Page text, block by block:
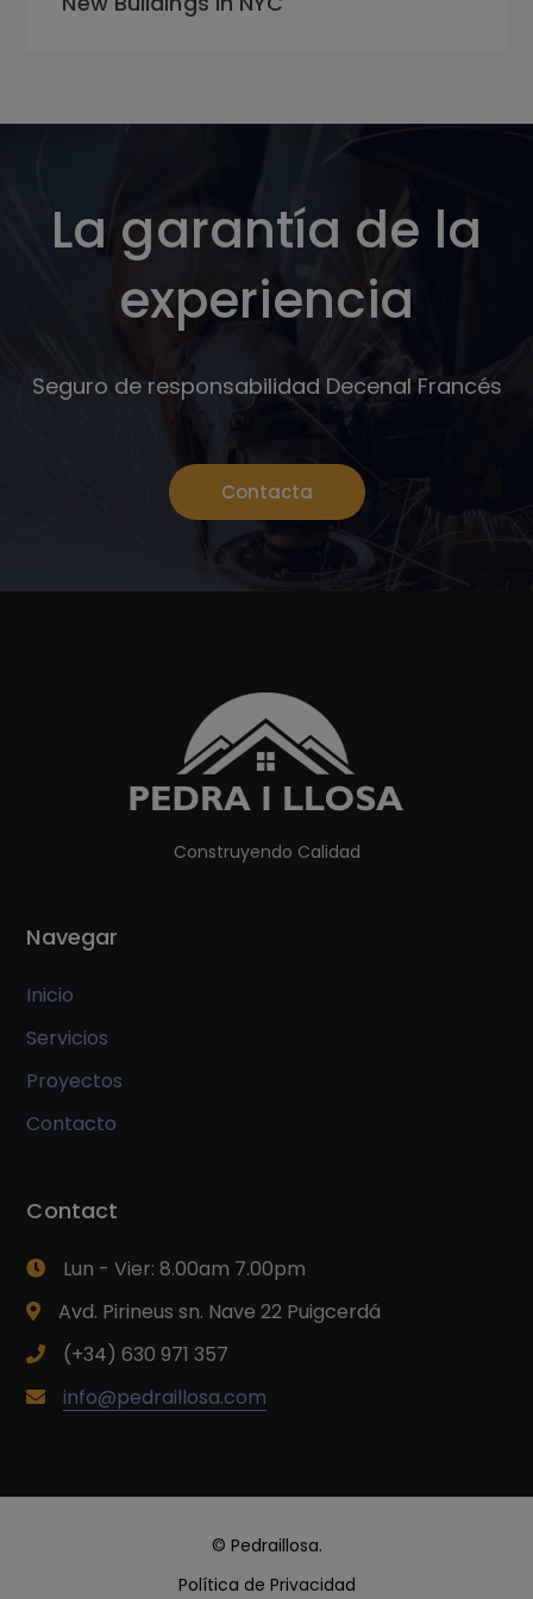
La garantía de la
experiencia
Seguro de responsabilidad Decenal Francés
Contacta
Construyendo Calidad
Navegar
Inicio
Servicios
Proyectos
Contacto
Contact
Lun - Vier: 8.00am 7.00pm
Avd. Pirineus sn. Nave 22 Puigcerdá
(+34) 630 971 357
info@pedraillosa.com
© Pedraillosa.
Política de Privacidad